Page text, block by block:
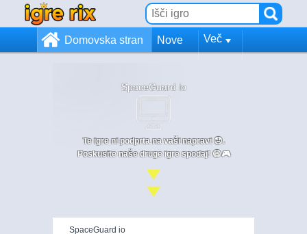
Domovska stran Nove Več
SpaceGuard io
Te igre ni podprta na vaši napravi 😞.
Poskusite naše druge igre spodaj! 😄🎮
SpaceGuard io